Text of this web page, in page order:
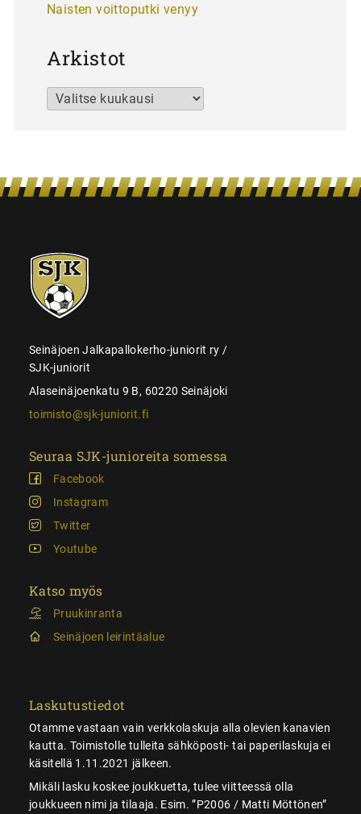
Naisten voittoputki venyy
Arkistot
Arkistot
SJK-
juniorit
Seinäjoen Jalkapallokerho-juniorit ry /
SJK-juniorit
Alaseinäjoenkatu 9 B, 60220 Seinäjoki
toimisto@sjk-juniorit.fi
Seuraa SJK-junioreita somessa
Facebook
Instagram
Twitter
Youtube
Katso myös
Pruukinranta
Seinäjoen leirintäalue
Laskutustiedot
Otamme vastaan vain verkkolaskuja alla olevien kanavien
kautta. Toimistolle tulleita sähköposti- tai paperilaskuja ei
käsitellä 1.11.2021 jälkeen.
Mikäli lasku koskee joukkuetta, tulee viitteessä olla
joukkueen nimi ja tilaaja. Esim. ”P2006 / Matti Möttönen”